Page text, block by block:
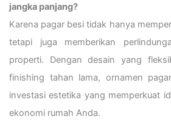
jangka panjang?
Karena pagar besi tidak hanya
tetapi juga memberikan
properti. Dengan desain yang
finishing tahan lama, ornamen
investasi estetika yang memperkuat
ekonomi rumah Anda.